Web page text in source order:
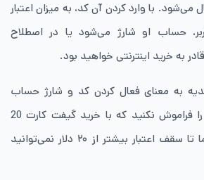
با وارد کردن آن کد، به میزان اعتبار
حساب او شارژ می‌شود یا در اصطلاح
به معنای فعال کردن کد و شارژ حساب
کاربری است. این نکته را فراموش نکنید که با خرید گیفت کارت 20
دلاری پلی استیشن، شما تا سقف اعتبار بیشتر از ۲۰ دلار نمی‌توانید